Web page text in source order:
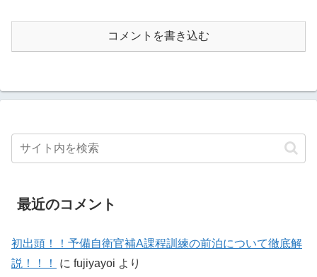
コメントを書き込む
最近のコメント
初出頭！！予備自衛官補A課程訓練の前泊について徹底解
説！！！
に fujiyayoi より